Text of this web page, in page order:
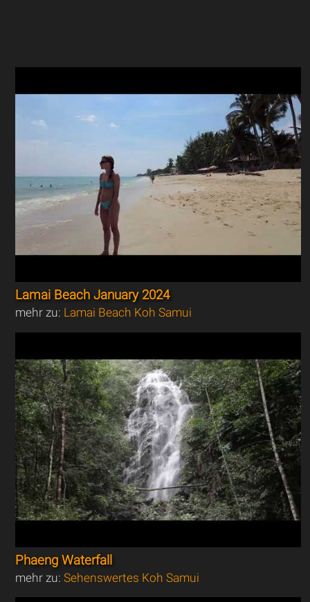
Lamai Beach January 2024
mehr zu: Lamai Beach Koh Samui
Phaeng Waterfall
mehr zu:Sehenswertes Koh Samui